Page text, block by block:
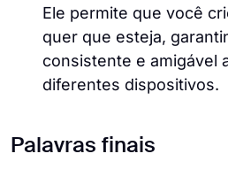
Ele permite que você
quer que esteja,
consistente e amigável
diferentes dispositivos.
Palavras finais